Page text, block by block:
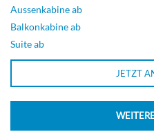
Aussenkabine ab
Balkonkabine ab
Suite ab
JETZT